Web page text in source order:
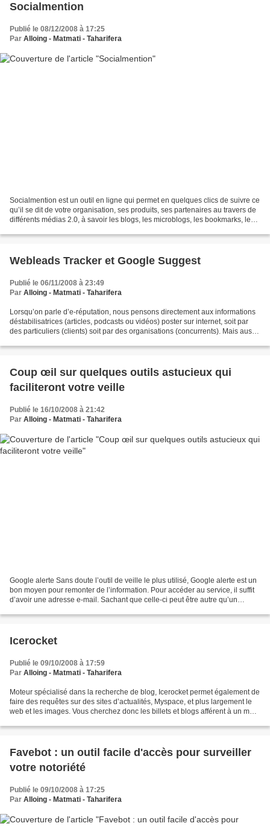
Socialmention
Publié le 08/12/2008 à 17:25
Par Alloing - Matmati - Taharifera
Socialmention est un outil en ligne qui permet en quelques clics de suivre ce
qu’il se dit de votre organisation, ses produits, ses partenaires au travers de
différents médias 2.0, à savoir les blogs, les microblogs, les bookmarks, les
Webleads Tracker et Google Suggest
Publié le 06/11/2008 à 23:49
Par Alloing - Matmati - Taharifera
Lorsqu’on parle d’e-réputation, nous pensons directement aux informations
déstabilisatrices (articles, podcasts ou vidéos) poster sur internet, soit par
des particuliers (clients) soit par des organisations (concurrents). Mais aussi
Coup œil sur quelques outils astucieux qui
faciliteront votre veille
Publié le 16/10/2008 à 21:42
Par Alloing - Matmati - Taharifera
Google alerte Sans doute l’outil de veille le plus utilisé, Google alerte est un
bon moyen pour remonter de l’information. Pour accéder au service, il suffit
d’avoir une adresse e-mail. Sachant que celle-ci peut être autre qu’un
Icerocket
Publié le 09/10/2008 à 17:59
Par Alloing - Matmati - Taharifera
Moteur spécialisé dans la recherche de blog, Icerocket permet également de
faire des requêtes sur des sites d’actualités, Myspace, et plus largement le
web et les images. Vous cherchez donc les billets et blogs afférent à un mot
Favebot : un outil facile d'accès pour surveiller
votre notoriété
Publié le 09/10/2008 à 17:25
Par Alloing - Matmati - Taharifera